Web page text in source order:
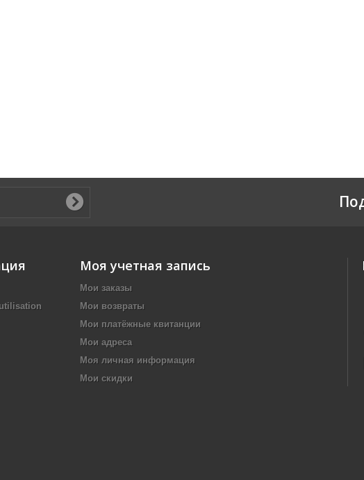
Моя учетная запись
Мои заказы
Мои возвраты
Мои платёжные квитанции
Мои адреса
Моя личная информация
Мои скидки